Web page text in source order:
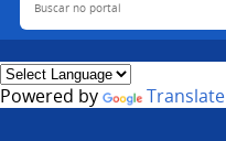
Powered by Translate